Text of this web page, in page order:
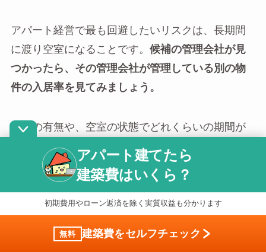
アパート経営で最も回避したいリスクは、長期間
に渡り空室になることです。 候補の管理会社が見
つかったら、その管理会社が管理している別の物
件の入居率を見てみましょう。
空室の有無や、空室の状態でどれくらいの期間が
経過しているのかなどをチェックするのがおすす
めです。空室がなかったり、短い期間ですぐに入
居者が決まっていたりすれば、安定して入居者を
見つける能力があると判断できます。
管理している戸数が多いというのも判断基準の1つ
アパート建てたら
建築費はいくら？
初期費用やローン返済を除く実質収益も分かります
無料 建築費をセルフチェック